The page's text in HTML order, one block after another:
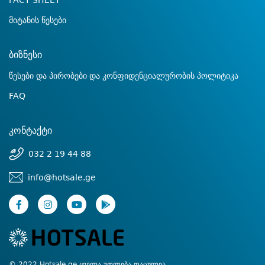
მიტანის წესები
ბიზნესი
წესები და პირობები და კონფიდენციალურობის პოლიტიკა
FAQ
კონტაქტი
032 2 19 44 88
info@hotsale.ge